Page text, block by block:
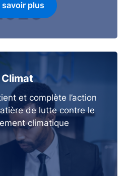
savoir plus
Climat
et complète l’action
de lutte contre le
climatique